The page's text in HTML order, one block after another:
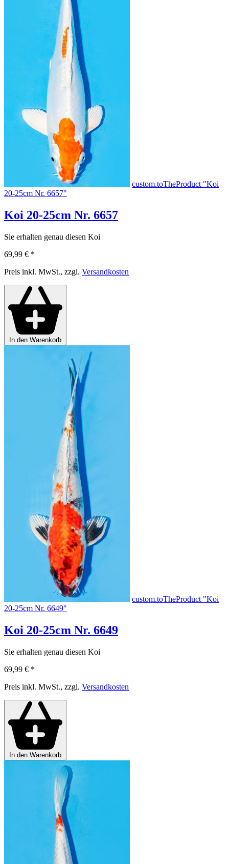
custom.toTheProduct "Koi
20-25cm Nr. 6657"
Koi 20-25cm Nr. 6657
Sie erhalten genau diesen Koi
69,99 € *
Preis inkl. MwSt., zzgl. Versandkosten
In den Warenkorb
custom.toTheProduct "Koi
20-25cm Nr. 6649"
Koi 20-25cm Nr. 6649
Sie erhalten genau diesen Koi
69,99 € *
Preis inkl. MwSt., zzgl. Versandkosten
In den Warenkorb